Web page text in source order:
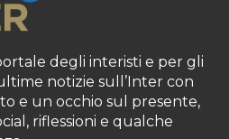
degli interisti e per gli
notizie sull’Inter con
e un occhio sul presente,
riflessioni e qualche